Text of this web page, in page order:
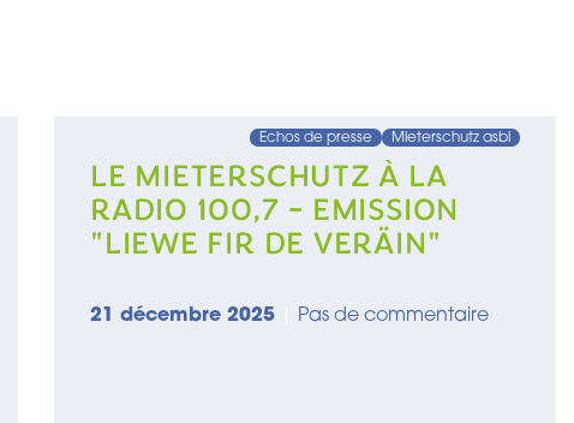
Echos de presse Mieterschutz asbl
LE MIETERSCHUTZ À LA
RADIO 100,7 - EMISSION
"LIEWE FIR DE VERÄIN"
21 décembre 2025 Pas de commentaire